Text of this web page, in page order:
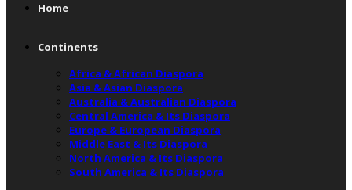
Home
Continents
Africa & African Diaspora
Asia & Asian Diaspora
Australia & Australian Diaspora
Central America & Its Diaspora
Europe & European Diaspora
Middle East & Its Diaspora
North America & Its Diaspora
South America & Its Diaspora